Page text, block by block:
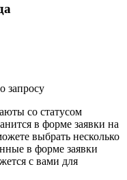
запросу
со статусом
в форме заявки на
выбрать несколько
в форме заявки
с вами для